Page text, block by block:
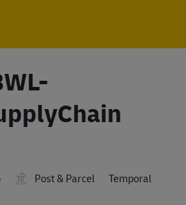
Post & Parcel
Temporal